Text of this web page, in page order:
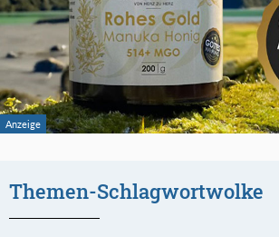
Themen-Schlagwortwolke